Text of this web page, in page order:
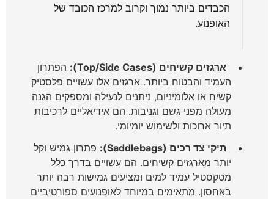
הכבדים ביותר נמוך וקרוב למרכז הכובד של
האופנוע.
ארגזים קשיחים (Top/Side Cases):
הפתרון
העמיד והבטוח ביותר. ארגזים אלו עשויים פלסטיק
קשיח או אלומיניום, ניתנים לנעילה ומספקים הגנה
מעולה מפני גשם וגניבות. הם אידיאליים לרכיבות
תיור ארוכות ולשימוש יומיומי.
תיקי צד רכים (Saddlebags):
פתרון גמיש וקל
יותר מארגזים קשיחים. הם עשויים בדרך כלל
מטקסטיל עמיד למים ומציעים גמישות רבה יותר
באחסון. מתאימים במיוחד לאופנועים ספורטיביים